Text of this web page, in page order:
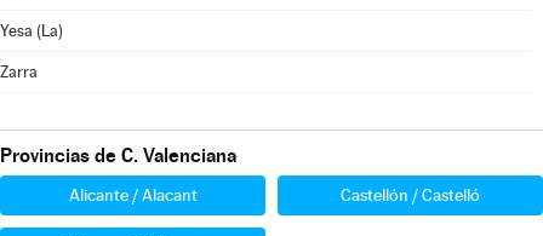
Yesa (La)
Zarra
Provincias de C. Valenciana
Alicante / Alacant Castellón / Castelló